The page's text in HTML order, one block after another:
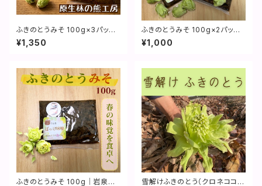
ふきのとうみそ 100g×3パック
｜岩泉町産ふきのとう使用
¥1,350
ふきのとうみそ 100g×2パック
｜岩泉町産ふきのとう使用
¥1,000
ふきのとうみそ 100g｜岩泉町
雪解けふきのとう（クロネココン